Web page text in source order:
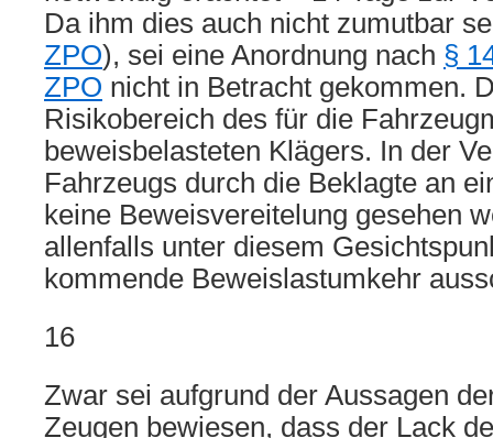
Da ihm dies auch nicht zumutbar
ZPO), sei eine Anordnung nach §
ZPO nicht in Betracht gekommen.
Risikobereich des für die
beweisbelasteten Klägers. In der
Fahrzeugs durch die Beklagte an
keine Beweisvereitelung gesehen
allenfalls unter diesem
kommende Beweislastumkehr
16
Zwar sei aufgrund der Aussagen
Zeugen bewiesen, dass der Lack